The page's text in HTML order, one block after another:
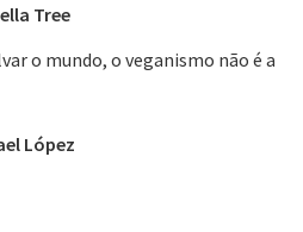
Tree
o mundo, o veganismo não é a
López